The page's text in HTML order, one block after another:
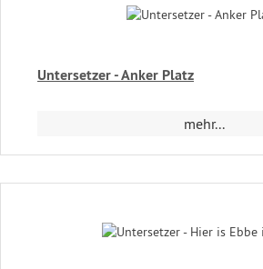
Untersetzer - Anker Platz
mehr...